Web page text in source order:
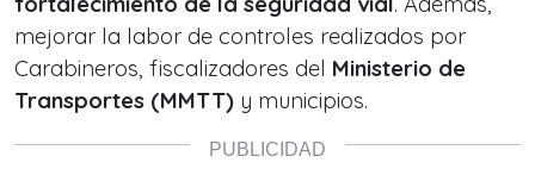
mejorar la labor de controles realizados por
Carabineros, fiscalizadores del Ministerio de
Transportes (MMTT) y municipios.